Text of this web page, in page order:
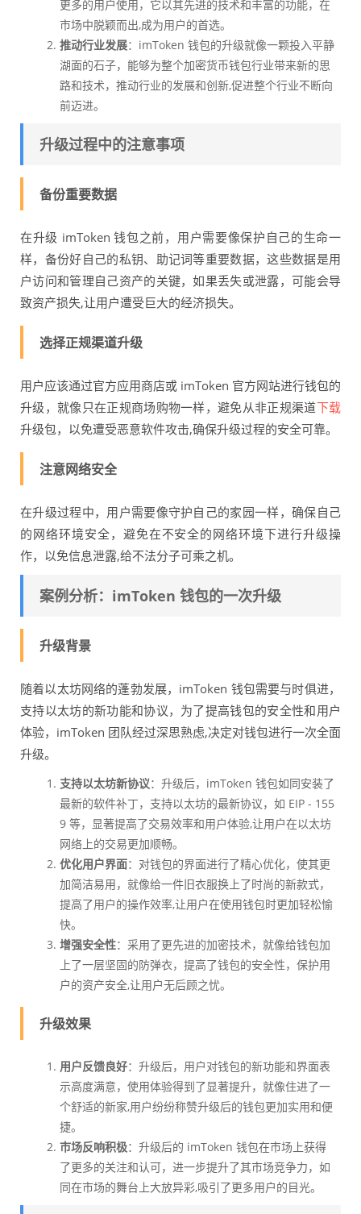
更多的用户使用，它以其先进的技术和丰富的功能，在
市场中脱颖而出,成为用户的首选。
推动行业发展：imToken 钱包的升级就像一颗投入平静
湖面的石子，能够为整个加密货币钱包行业带来新的思
路和技术，推动行业的发展和创新,促进整个行业不断向
前迈进。
升级过程中的注意事项
备份重要数据
在升级 imToken 钱包之前，用户需要像保护自己的生命一
样，备份好自己的私钥、助记词等重要数据，这些数据是用
户访问和管理自己资产的关键，如果丢失或泄露，可能会导
致资产损失,让用户遭受巨大的经济损失。
选择正规渠道升级
用户应该通过官方应用商店或 imToken 官方网站进行钱包的
升级，就像只在正规商场购物一样，避免从非正规渠道下载
升级包，以免遭受恶意软件攻击,确保升级过程的安全可靠。
注意网络安全
在升级过程中，用户需要像守护自己的家园一样，确保自己
的网络环境安全，避免在不安全的网络环境下进行升级操
作，以免信息泄露,给不法分子可乘之机。
案例分析：imToken 钱包的一次升级
升级背景
随着以太坊网络的蓬勃发展，imToken 钱包需要与时俱进，
支持以太坊的新功能和协议，为了提高钱包的安全性和用户
体验，imToken 团队经过深思熟虑,决定对钱包进行一次全面
升级。
支持以太坊新协议：升级后，imToken 钱包如同安装了
最新的软件补丁，支持以太坊的最新协议，如 EIP - 155
9 等，显著提高了交易效率和用户体验,让用户在以太坊
网络上的交易更加顺畅。
优化用户界面：对钱包的界面进行了精心优化，使其更
加简洁易用，就像给一件旧衣服换上了时尚的新款式，
提高了用户的操作效率,让用户在使用钱包时更加轻松愉
快。
增强安全性：采用了更先进的加密技术，就像给钱包加
上了一层坚固的防弹衣，提高了钱包的安全性，保护用
户的资产安全,让用户无后顾之忧。
升级效果
用户反馈良好：升级后，用户对钱包的新功能和界面表
示高度满意，使用体验得到了显著提升，就像住进了一
个舒适的新家,用户纷纷称赞升级后的钱包更加实用和便
捷。
市场反响积极：升级后的 imToken 钱包在市场上获得
了更多的关注和认可，进一步提升了其市场竞争力，如
同在市场的舞台上大放异彩,吸引了更多用户的目光。